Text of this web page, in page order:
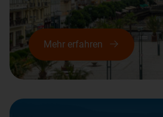
Mehr erfahren